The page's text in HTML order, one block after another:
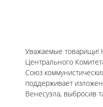
Уважаемые товарищи!
Центрального
Союз
поддерживает
Венесуэла, выбросив